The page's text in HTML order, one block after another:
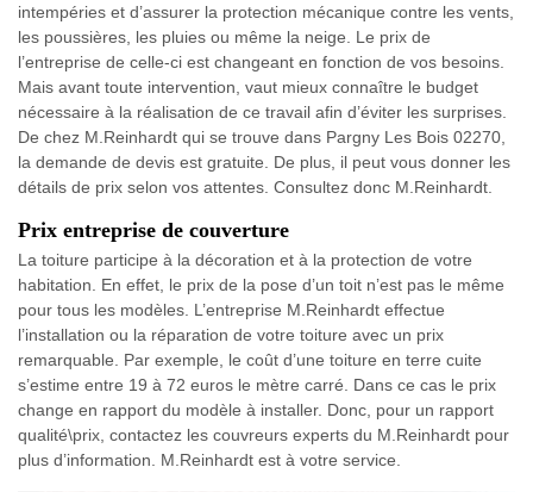
intempéries et d’assurer la protection mécanique contre les vents,
les poussières, les pluies ou même la neige. Le prix de
l’entreprise de celle-ci est changeant en fonction de vos besoins.
Mais avant toute intervention, vaut mieux connaître le budget
nécessaire à la réalisation de ce travail afin d’éviter les surprises.
De chez M.Reinhardt qui se trouve dans Pargny Les Bois 02270,
la demande de devis est gratuite. De plus, il peut vous donner les
détails de prix selon vos attentes. Consultez donc M.Reinhardt.
Prix entreprise de couverture
La toiture participe à la décoration et à la protection de votre
habitation. En effet, le prix de la pose d’un toit n’est pas le même
pour tous les modèles. L’entreprise M.Reinhardt effectue
l’installation ou la réparation de votre toiture avec un prix
remarquable. Par exemple, le coût d’une toiture en terre cuite
s’estime entre 19 à 72 euros le mètre carré. Dans ce cas le prix
change en rapport du modèle à installer. Donc, pour un rapport
qualité\prix, contactez les couvreurs experts du M.Reinhardt pour
plus d’information. M.Reinhardt est à votre service.